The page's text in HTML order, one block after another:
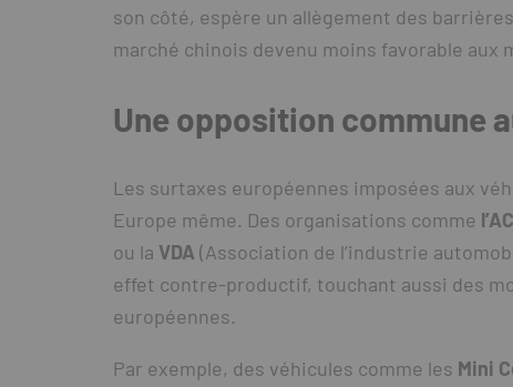
son côté, espère un allègement des
marché chinois devenu moins favorable aux
Une opposition commune
Les surtaxes européennes imposées aux
Europe même. Des organisations comme
ou la VDA (Association de l’industrie
effet contre-productif, touchant aussi des
européennes.
Par exemple, des véhicules comme les Mini